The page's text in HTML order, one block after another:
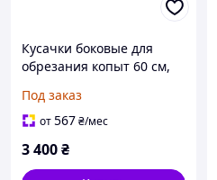
Кусачки боковые для
обрезания копыт 60 см,
Под заказ
от567₴/мес
3 400₴